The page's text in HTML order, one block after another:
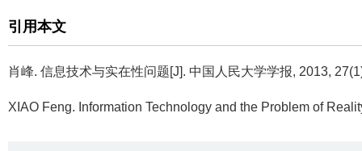
引用本文
肖峰. 信息技术与实在性问题[J]. 中国人民大学学报, 2013,
XIAO Feng. Information Technology and the Problem of